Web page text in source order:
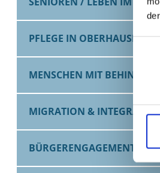
PFLEGE IN OBERHAUSEN
MENSCHEN MIT
MIGRATION &
BÜRGERENGAGEMENT